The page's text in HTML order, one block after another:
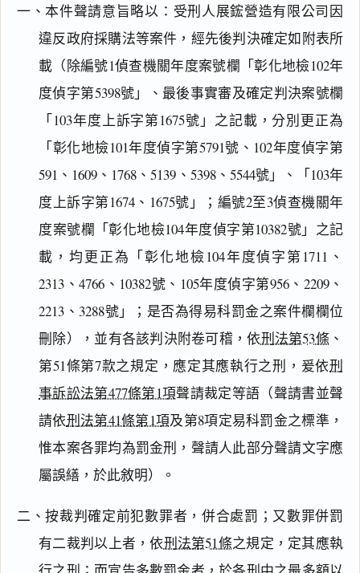
一、本件聲請意旨略以：受刑人展鋐營造有限公司因
違反政府採購法等案件，經先後判決確定如附表所
載（除編號1偵查機關年度案號欄「彰化地檢102年
度偵字第5398號」、最後事實審及確定判決案號欄
「103年度上訴字第1675號」之記載，分別更正為
「彰化地檢101年度偵字第5791號、102年度偵字第
591、1609、1768、5139、5398、5544號」、「103年
度上訴字第1674、1675號」；編號2至3偵查機關年
度案號欄「彰化地檢104年度偵字第10382號」之記
載，均更正為「彰化地檢104年度偵字第1711、
2313、4766、10382號、105年度偵字第956、2209、
2213、3288號」；是否為得易科罰金之案件欄欄位
刪除），並有各該判決附卷可稽，依刑法第53條 、
第51條第7款之規定，應定其應執行之刑，爰依刑
事訴訟法第477條第1項聲請裁定等語（聲請書並聲
請依刑法第41條第1項及第8項定易科罰金之標準，
惟本案各罪均為罰金刑，聲請人此部分聲請文字應
屬誤繕，於此敘明）。
二、按裁判確定前犯數罪者，併合處罰；又數罪併罰
有二裁判以上者，依刑法第51條之規定，定其應執